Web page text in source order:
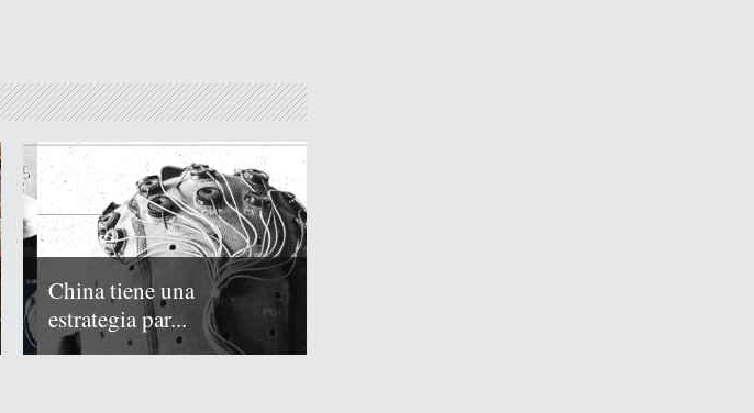
China tiene una
estrategia par...